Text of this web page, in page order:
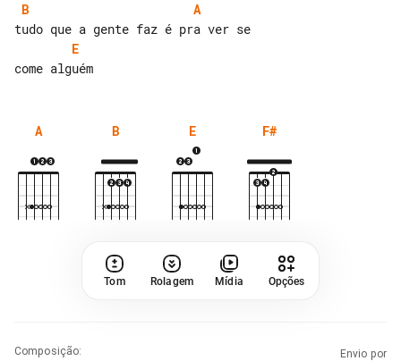
B
A
E
A B E F#
Tom Rolagem Mídia Opções
Composição:
Envio por